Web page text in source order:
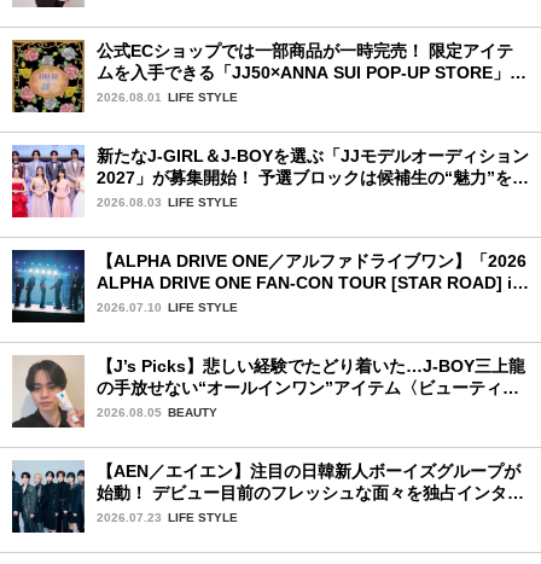
公式ECショップでは一部商品が一時完売！ 限定アイテ
ムを入手できる「JJ50×ANNA SUI POP-UP STORE」が
広島で開催決定
2026.08.01 LIFE STYLE
新たなJ-GIRL＆J-BOYを選ぶ「JJモデルオーディション
2027」が募集開始！ 予選ブロックは候補生の“魅力”を重
視した「新システム」に変わります
2026.08.03 LIFE STYLE
【ALPHA DRIVE ONE／アルファドライブワン】「2026
ALPHA DRIVE ONE FAN-CON TOUR [STAR ROAD] in
YOKOHAMA」1日目詳細レポ【前編】
2026.07.10 LIFE STYLE
【J’s Picks】悲しい経験でたどり着いた…J-BOY三上龍
の手放せない“オールインワン”アイテム〈ビューティ＆
ファッション夏の必需品〉
2026.08.05 BEAUTY
【AEN／エイエン】注目の日韓新人ボーイズグループが
始動！ デビュー目前のフレッシュな面々を独占インタビ
ュー。7人の魅力に迫ります♪
2026.07.23 LIFE STYLE